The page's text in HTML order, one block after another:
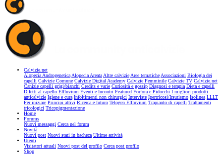
Calvizie.net
Alopecia AndrogeneticaAlopecia AreataAltre calvizieAree tematicheAssociazioni Biologia dei
capelli Calvizie Comune Calvizie Digital Academy Calvizie Femminile Calvizie TV Calvizie.net
Canizie capelli grigi/bianchi Credits e varie Curiosità e gossip Diagnosi e terapia Dieta e capelli
Difetti al capello Effluvium Eventi e Incontri Featured Forfora e Pidocchi I migliori prodotti
anticalvizie Igiene e cura Infoltimenti non chirurgici Interviste Ipertricosi/Irsutismo Isolinea LLLT
Per iniziare Principi attivi Ricerca e futuro Telogen Effluvium Trapianto di capelli Trattamenti
tricologici Tricopigmentazione
Home
Forums
Nuovi messaggi Cerca nel forum
Novità
Nuovi post Nuovi stati in bacheca Ultime attività
Utenti
Visitatori attuali Nuovi post del profilo Cerca post profilo
Shop